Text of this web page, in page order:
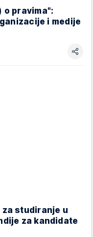
o pravima":
i medije
za studiranje u
za kandidate